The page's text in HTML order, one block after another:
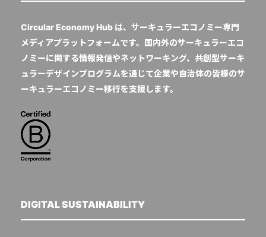
Circular Economy Hub は、サーキュラーエコノミー専門
メディアプラットフォームです。国内外のサーキュラーエコ
ノミーに関する情報発信やネットワーキング、共創型サーキ
ュラーデザインプログラムを通じて企業や自治体の皆様のサ
ーキュラーエコノミー移行を支援します。
DIGITAL SUSTAINABILITY